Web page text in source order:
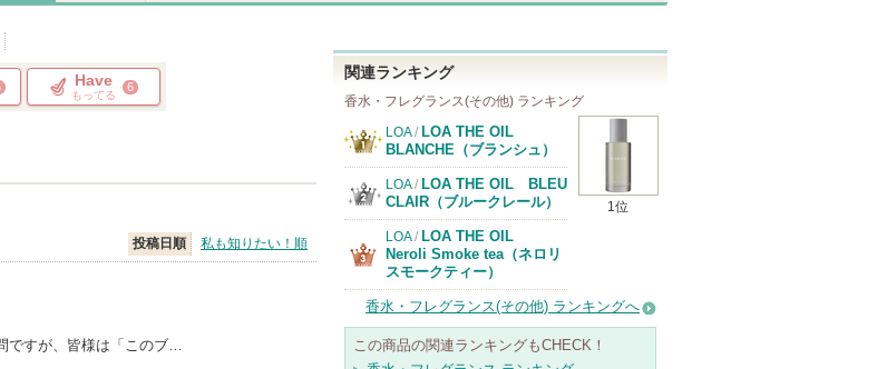
Have
もってる
6
投稿日順 私も知りたい！順
ですが、皆様は「このブ…
関連ランキング
香水・フレグランス(その他) ランキング
1位
LOA/ LOA THE OIL
BLANCHE（ブランシュ）
LOA/ LOA THE OIL BLEU
CLAIR（ブルークレール）
LOA/ LOA THE OIL
Neroli Smoke tea（ネロリ
スモークティー）
香水・フレグランス(その他) ランキングへ
この商品の関連ランキングもCHECK！